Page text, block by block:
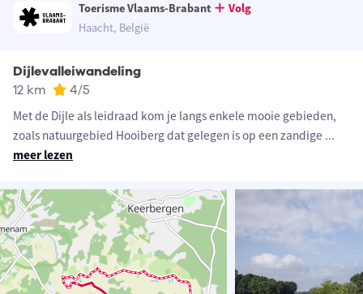
Toerisme Vlaams-Brabant
Volg
Haacht, België
Dijlevalleiwandeling
12 km 4/5
Met de Dijle als leidraad kom je langs enkele mooie gebieden,
zoals natuurgebied Hooiberg dat gelegen is op een zandige ...
meer lezen